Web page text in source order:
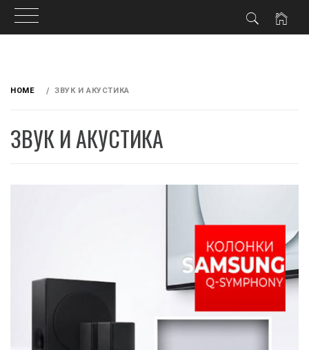
HOME ЗВУК И АКУСТИКА
ЗВУК И АКУСТИКА